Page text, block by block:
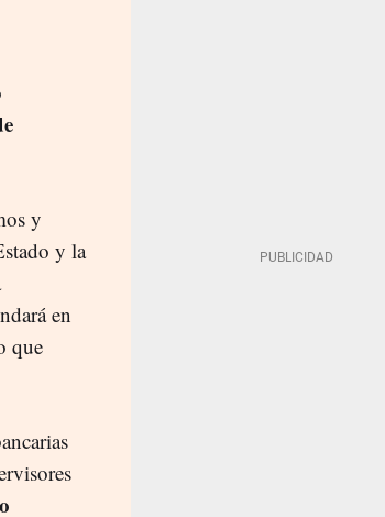
y
y la
en
que